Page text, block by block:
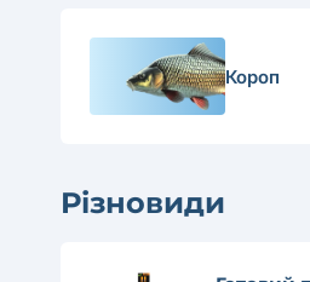
Короп
Різновиди